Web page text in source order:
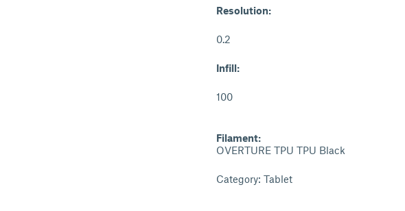
Resolution:
0.2
Infill:
100
Filament:
OVERTURE TPU TPU Black
Category: Tablet